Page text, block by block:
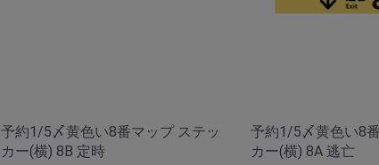
予約1/5〆黄色い8番マップ ステッ
カー(横) 8B 定時
予約1/5〆黄色い8
カー(横) 8A 逃亡